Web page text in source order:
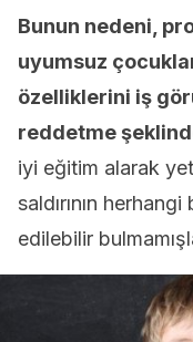
Bunun nedeni,
uyumsuz
özelliklerini iş
reddetme
iyi eğitim alarak
saldırının
edilebilir